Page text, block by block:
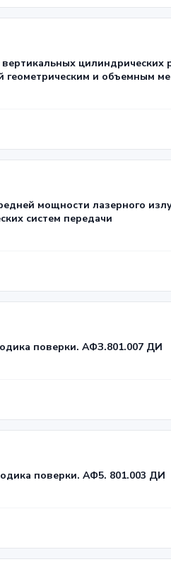
цилиндрических
геометрическим и объемным
мощности лазерного излучения
систем передачи
поверки. АФЗ.801.007 ДИ
поверки. АФ5. 801.003 ДИ